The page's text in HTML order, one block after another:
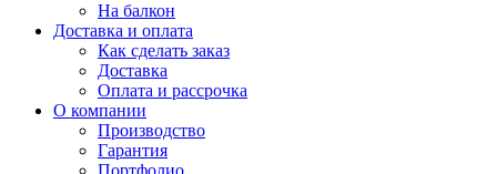
На балкон
Доставка и оплата
Как сделать заказ
Доставка
Оплата и рассрочка
О компании
Производство
Гарантия
Портфолио